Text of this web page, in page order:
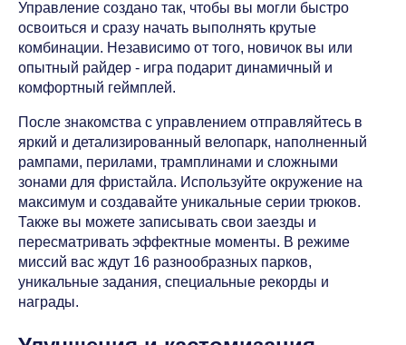
Управление создано так, чтобы вы могли быстро
освоиться и сразу начать выполнять крутые
комбинации. Независимо от того, новичок вы или
опытный райдер - игра подарит динамичный и
комфортный геймплей.
После знакомства с управлением отправляйтесь в
яркий и детализированный велопарк, наполненный
рампами, перилами, трамплинами и сложными
зонами для фристайла. Используйте окружение на
максимум и создавайте уникальные серии трюков.
Также вы можете записывать свои заезды и
пересматривать эффектные моменты. В режиме
миссий вас ждут 16 разнообразных парков,
уникальные задания, специальные рекорды и
награды.